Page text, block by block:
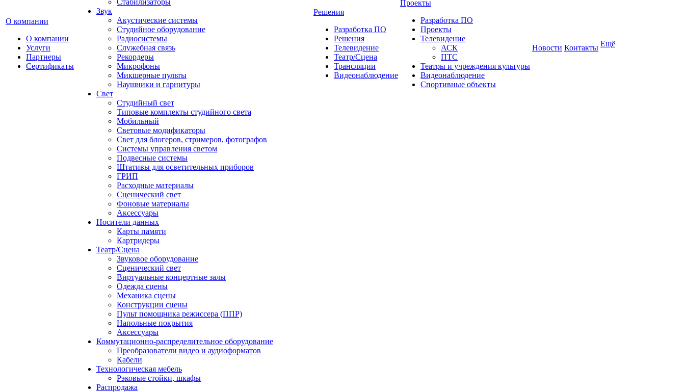
О компании
О компании
Услуги
Партнеры
Сертификаты
Стабилизаторы
Звук
Акустические системы
Студийное оборудование
Радиосистемы
Служебная связь
Рекордеры
Микрофоны
Микшерные пульты
Наушники и гарнитуры
Свет
Студийный свет
Типовые комплекты студийного света
Мобильный
Световые модификаторы
Свет для блогеров, стримеров, фотографов
Системы управления светом
Подвесные системы
Штативы для осветительных приборов
ГРИП
Расходные материалы
Сценический свет
Фоновые материалы
Аксессуары
Носители данных
Карты памяти
Картридеры
Театр/Сцена
Звуковое оборудование
Сценический свет
Виртуальные концертные залы
Одежда сцены
Механика сцены
Конструкции сцены
Пульт помощника режиссера (ППР)
Напольные покрытия
Аксессуары
Коммутационно-распределительное оборудование
Преобразователи видео и аудиоформатов
Кабели
Технологическая мебель
Рэковые стойки, шкафы
Распродажа
Решения
Разработка ПО
Решения
Телевидение
Театр/Сцена
Трансляции
Видеонаблюдение
Проекты
Разработка ПО
Проекты
Телевидение
АСК
ПТС
Театры и учреждения культуры
Видеонаблюдение
Спортивные объекты
Новости Контакты Ещё